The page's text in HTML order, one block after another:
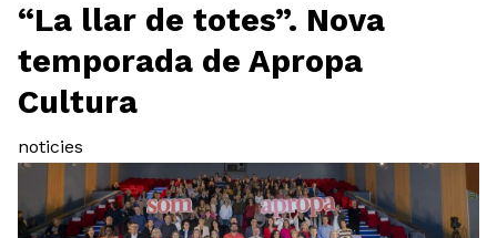
“La llar de totes”. Nova
temporada de Apropa
Cultura
noticies